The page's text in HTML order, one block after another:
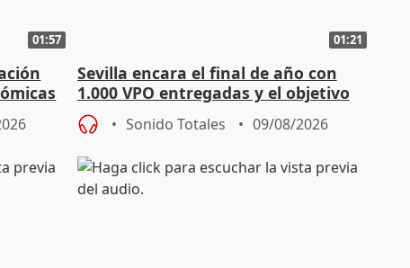
01:57 01:21
Sevilla encara el final de año con
1.000 VPO entregadas y el objetivo
de abaratar precios
Sonido Totales 09/08/2026